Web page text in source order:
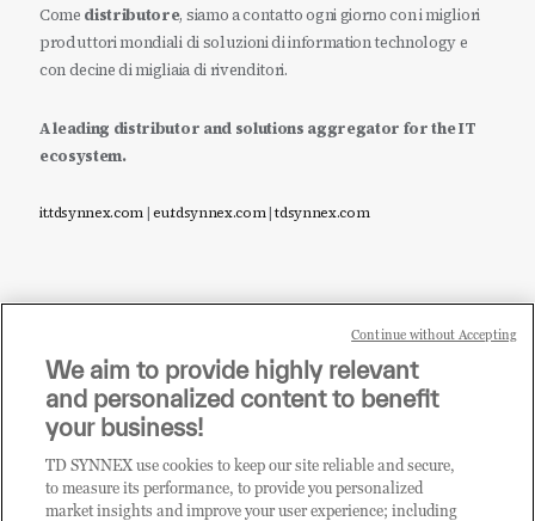
Come distributore, siamo a contatto ogni giorno con i migliori
produttori mondiali di soluzioni di information technology e
con decine di migliaia di rivenditori.
A leading distributor and solutions aggregator for the IT
ecosystem.
it.tdsynnex.com|eu.tdsynnex.com|tdsynnex.com
Sei un rivenditore di tecnologia e desideri acquistare
i prodotti o le soluzioni trattate sul blog?
CLICCA QUI E DIVENTA
CLIENTE TD SYNNEX
We aim to provide highly relevant
and personalized content to benefit
your business!
TD SYNNEX use cookies to keep our site reliable and secure,
to measure its performance, to provide you personalized
market insights and improve your user experience; including
Continue without Accepting